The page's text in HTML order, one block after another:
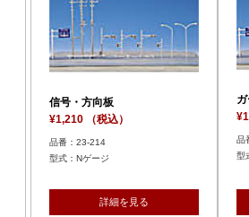
ガードレール
¥1,100 （税込）
品番：23-213
型式：Nゲージ